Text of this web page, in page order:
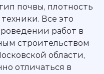
почвы, плотность
Все это
работ в
строительством
области,
отличаться в